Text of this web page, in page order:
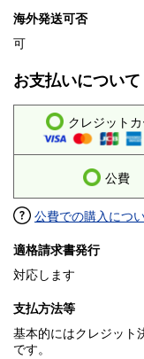
海外発送可否
可
お支払いについて
クレジットカ
公費
公費での購入につ
適格請求書発行
対応します
支払方法等
基本的にはクレジット
です。